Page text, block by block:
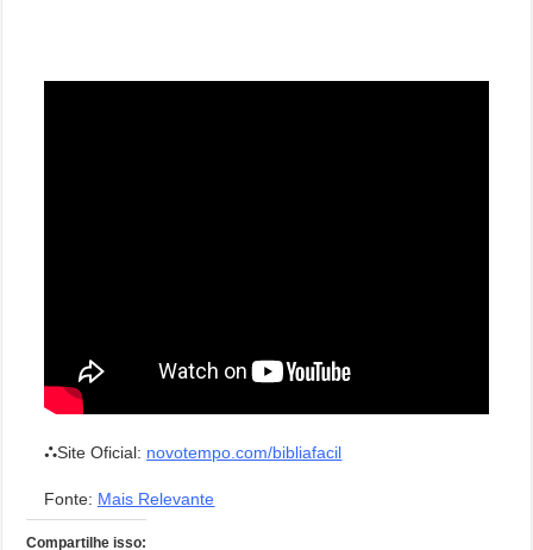
⛬Site Oficial: novotempo.com/bibliafacil
Fonte: Mais Relevante
Compartilhe isso: